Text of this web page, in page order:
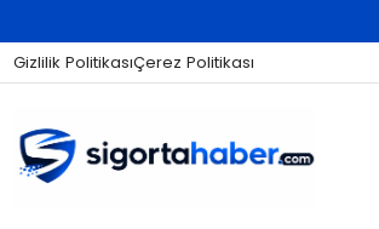
Gizlilik PolitikasıÇerez Politikası